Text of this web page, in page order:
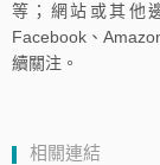
等；網站或其他
Facebook、
續關注。
相關連結